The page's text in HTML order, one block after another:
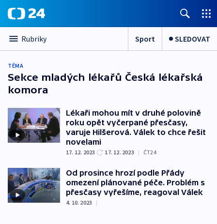
Rubriky Sport SLEDOVAT
TÉMA
Sekce mladých lékařů Česká lékařská
komora
Lékaři mohou mít v druhé polovině
roku opět vyčerpané přesčasy,
varuje Hilšerová. Válek to chce řešit
novelami
17. 12. 2023 17. 12. 2023 | ČT24
Od prosince hrozí podle Přády
omezení plánované péče. Problém s
přesčasy vyřešíme, reagoval Válek
4. 10. 2023 |